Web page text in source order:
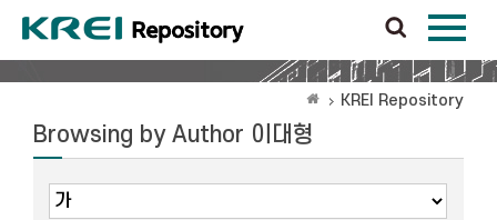
KREI Repository
Browsing by Author 이대형